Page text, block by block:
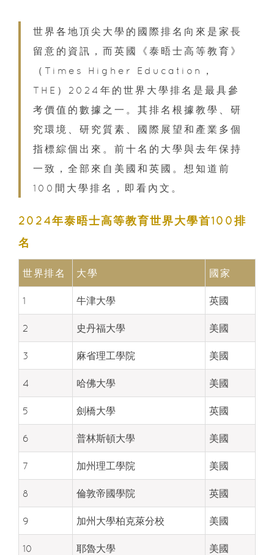
世界各地頂尖大學的國際排名向來是家長
留意的資訊，而英國《泰晤士高等教育》
（Times Higher Education，
THE）2024年的世界大學排名是最具參
考價值的數據之一。其排名根據教學、研
究環境、研究質素、國際展望和產業多個
指標綜個出來。前十名的大學與去年保持
一致，全部來自美國和英國。想知道前
100間大學排名，即看內文。
2024年泰晤士高等教育世界大學首100排
名
世界排名 大學 國家
1 牛津大學 英國
2 史丹福大學 美國
3 麻省理工學院 美國
4 哈佛大學 美國
5 劍橋大學 英國
6 普林斯頓大學 美國
7 加州理工學院 美國
8 倫敦帝國學院 英國
9 加州大學柏克萊分校 美國
10 耶魯大學 美國